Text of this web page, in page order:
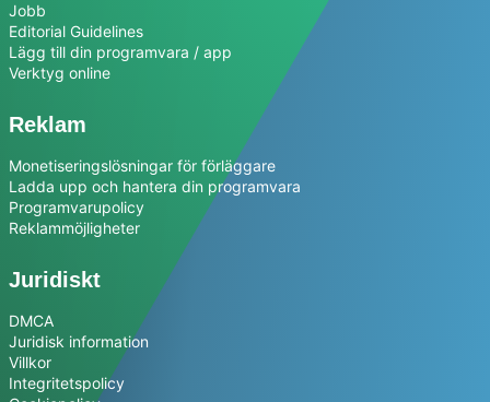
Jobb
Editorial Guidelines
Lägg till din programvara / app
Verktyg online
Reklam
Monetiseringslösningar för förläggare
Ladda upp och hantera din programvara
Programvarupolicy
Reklammöjligheter
Juridiskt
DMCA
Juridisk information
Villkor
Integritetspolicy